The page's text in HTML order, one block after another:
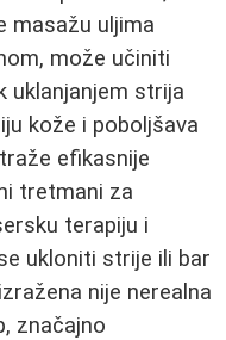
masažu uljima
može učiniti
uklanjanjem strija
kože i poboljšava
efikasnije
tretmani za
terapiju i
ukloniti strije ili bar
nije nerealna
značajno